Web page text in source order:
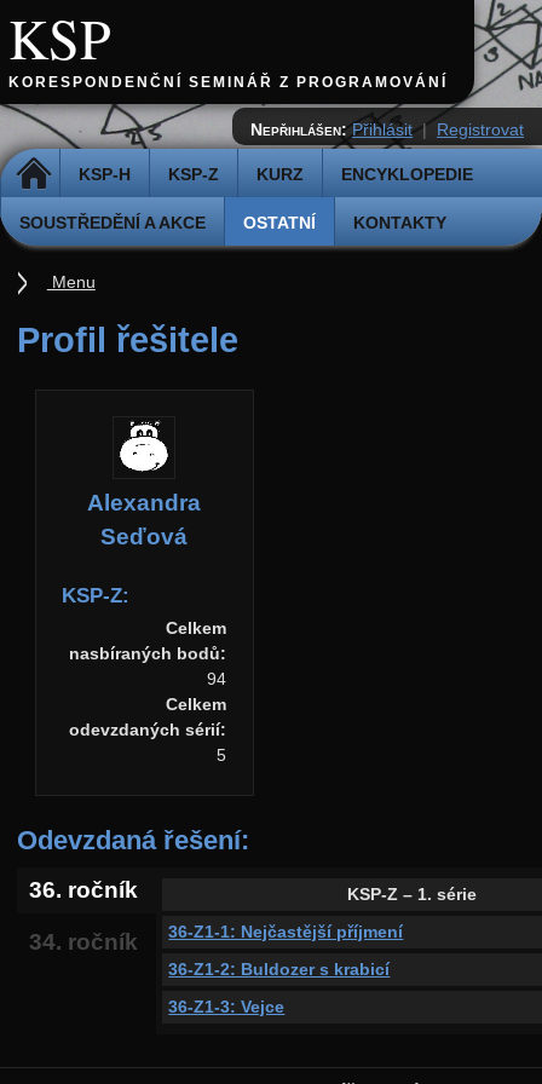
KSP
KORESPONDENČNÍ SEMINÁŘ Z PROGRAMOVÁNÍ
DOMŮ KSP-H KSP-Z KURZ ENCYKLOPEDIE
SOUSTŘEDĚNÍ A AKCE OSTATNÍ KONTAKTY
Nepřihlášen: Přihlásit | Registrovat
Profil řešitele
Alexandra
Seďová
KSP-Z:
Celkem
nasbíraných bodů:
94
Celkem
odevzdaných sérií:
5
Odevzdaná řešení:
36. ročník
34. ročník
KSP-Z – 1. série
36-Z1-1: Nejčastější příjmení
36-Z1-2: Buldozer s krabicí
36-Z1-3: Vejce
Menu